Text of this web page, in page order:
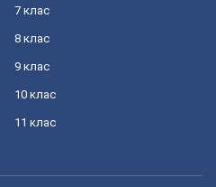
7 клас
8 клас
9 клас
10 клас
11 клас